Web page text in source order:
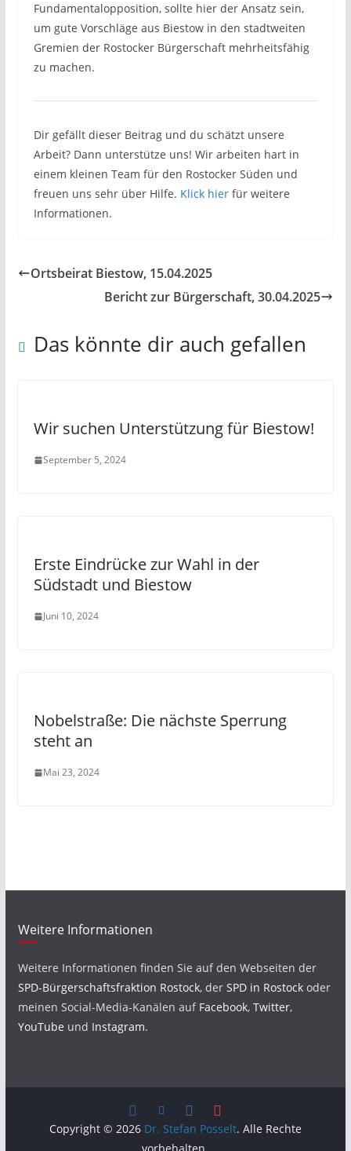
Fundamentalopposition, sollte hier der Ansatz sein,
um gute Vorschläge aus Biestow in den stadtweiten
Gremien der Rostocker Bürgerschaft mehrheitsfähig
zu machen.
Dir gefällt dieser Beitrag und du schätzt unsere
Arbeit? Dann unterstütze uns! Wir arbeiten hart in
einem kleinen Team für den Rostocker Süden und
freuen uns sehr über Hilfe. Klick hierfür weitere
Informationen.
Ortsbeirat Biestow, 15.04.2025
Bericht zur Bürgerschaft, 30.04.2025
Das könnte dir auch gefallen
Wir suchen Unterstützung für Biestow!
September 5, 2024
Erste Eindrücke zur Wahl in der
Südstadt und Biestow
Juni 10, 2024
Nobelstraße: Die nächste Sperrung
steht an
Mai 23, 2024
Weitere Informationen
Weitere Informationen finden Sie auf den Webseiten der
SPD-Bürgerschaftsfraktion Rostock, der SPD in Rostockoder
meinen Social-Media-Kanälen auf Facebook, Twitter,
YouTube und Instagram.
Copyright © 2026 Dr. Stefan Posselt. Alle Rechte